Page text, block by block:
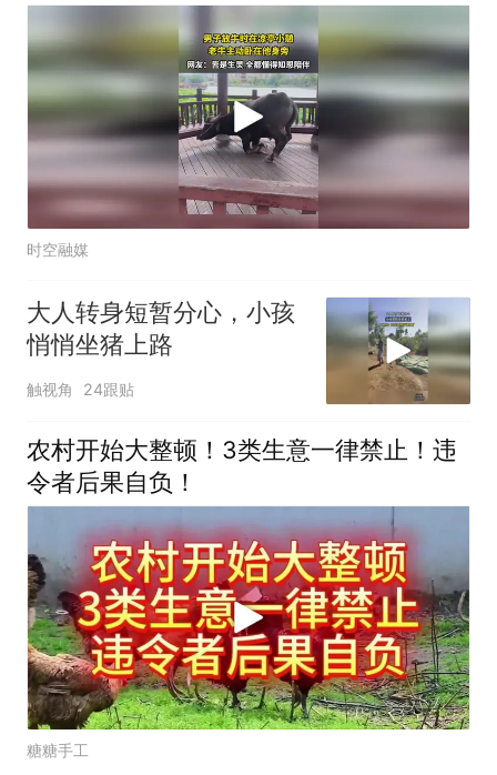
时空融媒
大人转身短暂分心，小孩
悄悄坐猪上路
触视角 24跟贴
农村开始大整顿！3类生意一律禁止！违
令者后果自负！
糖糖手工